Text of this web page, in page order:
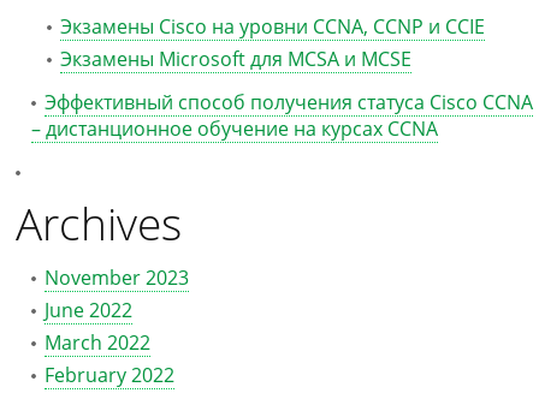
Экзамены Cisco на уровни CCNA, CCNP и CCIE
Экзамены Microsoft для MCSA и MCSE
Эффективный способ получения статуса Cisco CCNA
– дистанционное обучение на курсах CCNA
Archives
November 2023
June 2022
March 2022
February 2022